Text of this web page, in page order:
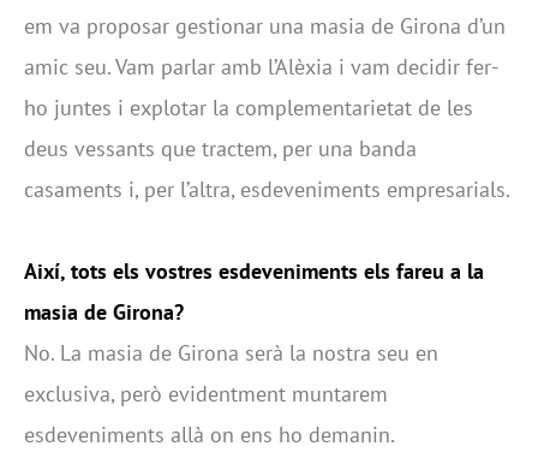
em va proposar gestionar una masia de Girona d’un
amic seu. Vam parlar amb l’Alèxia i vam decidir fer-
ho juntes i explotar la complementarietat de les
deus vessants que tractem, per una banda
casaments i, per l’altra, esdeveniments empresarials.
Així, tots els vostres esdeveniments els fareu a la
masia de Girona?
No. La masia de Girona serà la nostra seu en
exclusiva, però evidentment muntarem
esdeveniments allà on ens ho demanin.